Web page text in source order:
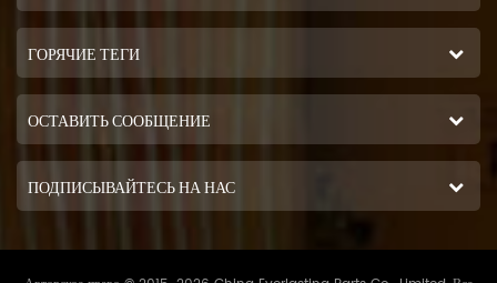
ГОРЯЧИЕ ТЕГИ
ОСТАВИТЬ СООБЩЕНИЕ
ПОДПИСЫВАЙТЕСЬ НА НАС